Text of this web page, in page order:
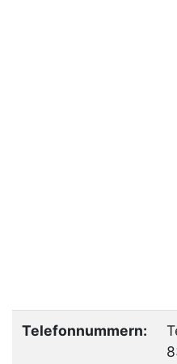
Telefonnummern: